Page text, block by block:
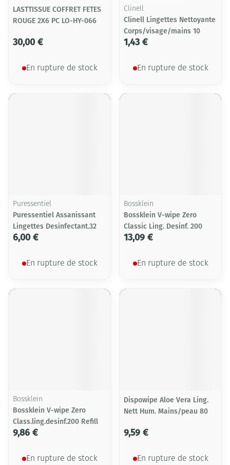
LASTTISSUE COFFRET FETES
ROUGE 2X6 PC LO-HY-066
30,00 €
En rupture de stock
Clinell
Clinell Lingettes Nettoyante
Corps/visage/mains 10
1,43 €
En rupture de stock
Puressentiel
Puressentiel Assanissant
Lingettes Desinfectant.32
6,00 €
En rupture de stock
Bossklein
Bossklein V-wipe Zero
Classic Ling. Desinf. 200
13,09 €
En rupture de stock
Bossklein
Bossklein V-wipe Zero
Class.ling.desinf.200 Refill
9,86 €
En rupture de stock
Dispowipe Aloe Vera Ling.
Nett Hum. Mains/peau 80
9,59 €
En rupture de stock